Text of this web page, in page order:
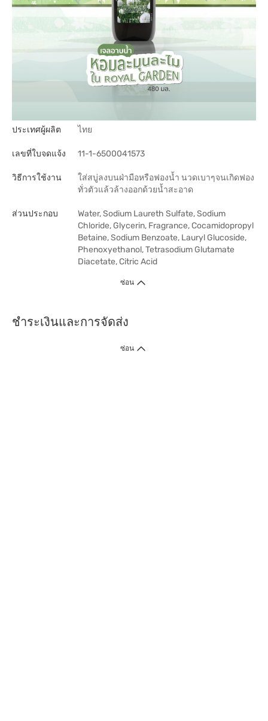
ประเทศผู้ผลิต ไทย
เลขที่ใบจดแจ้ง 11-1-6500041573
วิธีการใช้งาน
ใส่สบู่ลงบนฝ่ามือหรือฟองน้ำ นวดเบาๆจนเกิดฟอง
ทั่วตัวแล้วล้างออกด้วยน้ำสะอาด
ส่วนประกอบ
Water, Sodium Laureth Sulfate, Sodium
Chloride, Glycerin, Fragrance, Cocamidopropyl
Betaine, Sodium Benzoate, Lauryl Glucoside,
Phenoxyethanol, Tetrasodium Glutamate
Diacetate, Citric Acid
ซ่อน
ชำระเงินและการจัดส่ง
ซ่อน